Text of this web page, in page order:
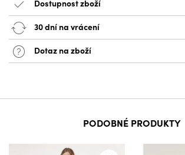
Dostupnost zboží
30 dní na vrácení
Dotaz na zboží
PODOBNÉ PRODUKTY